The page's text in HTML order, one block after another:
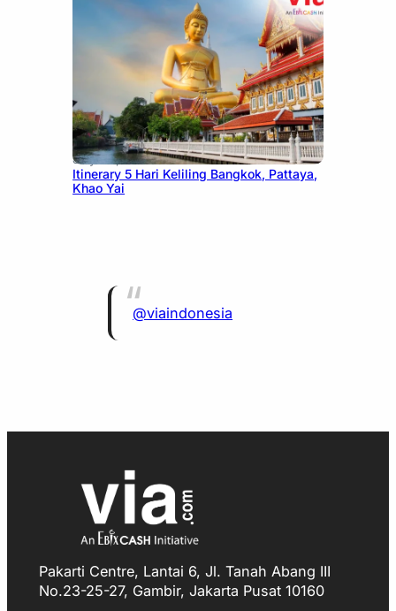
July 20, 2026
Itinerary 5 Hari Keliling Bangkok, Pattaya,
Khao Yai
@viaindonesia
Pakarti Centre, Lantai 6, Jl. Tanah Abang III
No.23-25-27, Gambir, Jakarta Pusat 10160